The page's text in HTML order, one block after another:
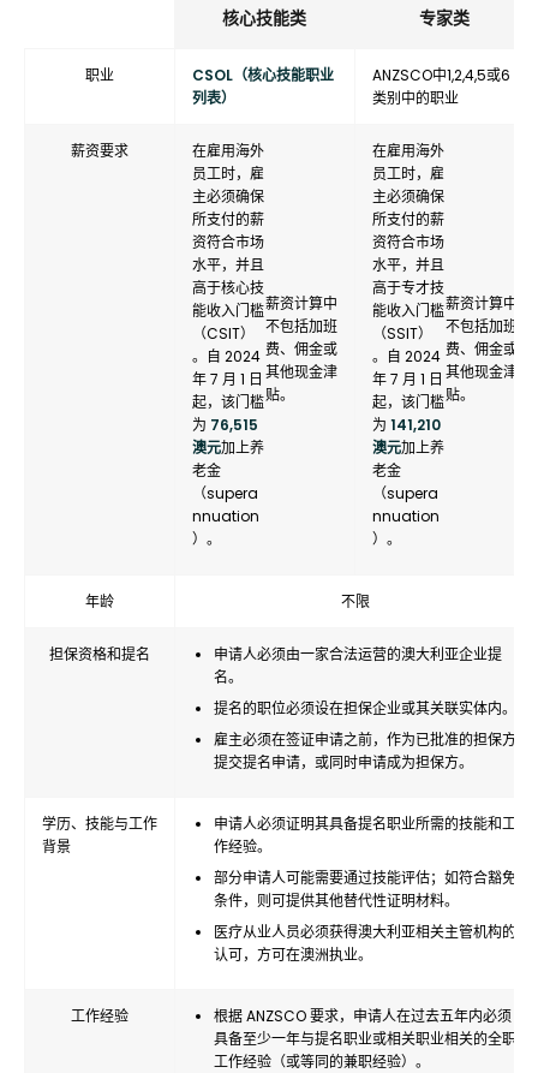
核心技能类
专家类
职业
CSOL（核心技能职业
列表）
ANZSCO中1,2,4,5或6
类别中的职业
薪资要求
在雇用海外
员工时，雇
主必须确保
所支付的薪
资符合市场
水平，并且
高于核心技
能收入门槛
（CSIT）
。自 2024
年 7 月 1 日
起，该门槛
为 76,515
澳元加上养
老金
（supera
nnuation
）。
薪资计算中
不包括加班
费、佣金或
其他现金津
贴。
在雇用海外
员工时，雇
主必须确保
所支付的薪
资符合市场
水平，并且
高于专才技
能收入门槛
（SSIT）
。自 2024
年 7 月 1 日
起，该门槛
为 141,210
澳元加上养
老金
（supera
nnuation
）。
薪资计算中
不包括加班
费、佣金或
其他现金津
贴。
年龄 不限
担保资格和提名
申请人必须由一家合法运营的澳大利亚企业提
名。
提名的职位必须设在担保企业或其关联实体内。
雇主必须在签证申请之前，作为已批准的担保方
提交提名申请，或同时申请成为担保方。
学历、技能与工作
背景
申请人必须证明其具备提名职业所需的技能和工
作经验。
部分申请人可能需要通过技能评估；如符合豁免
条件，则可提供其他替代性证明材料。
医疗从业人员必须获得澳大利亚相关主管机构的
认可，方可在澳洲执业。
工作经验
根据 ANZSCO 要求，申请人在过去五年内必须
具备至少一年与提名职业或相关职业相关的全职
工作经验（或等同的兼职经验）。